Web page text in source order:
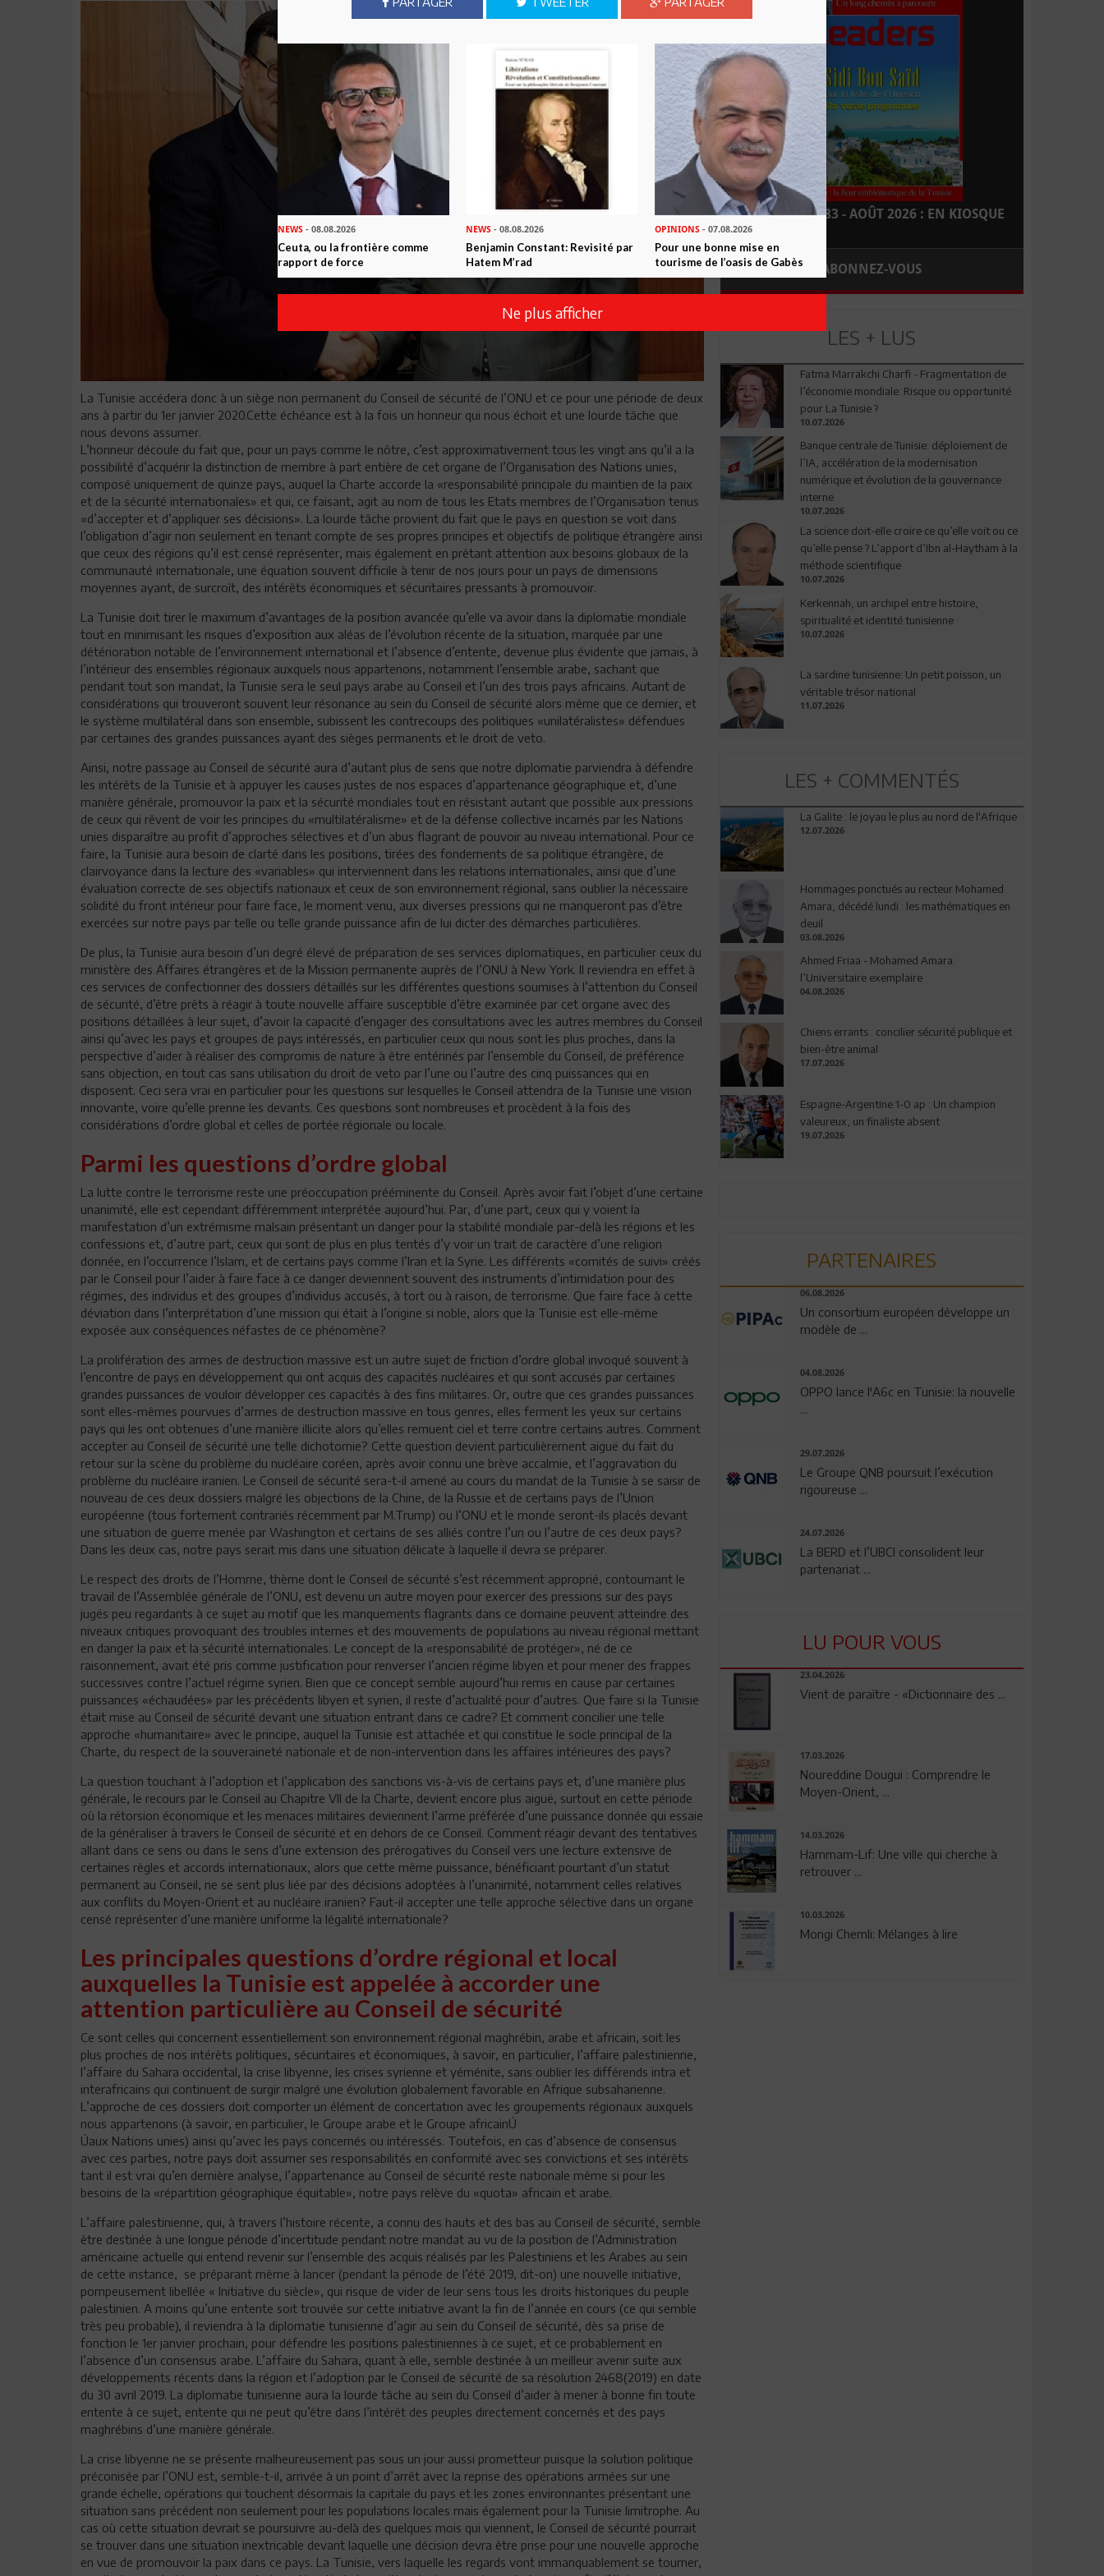
La Tunisie accédera donc à un siège non permanent du Conseil de sécurité de l’ONU et ce pour une période de deux
ans à partir du 1er janvier 2020.Cette échéance est à la fois un honneur qui nous échoit et une lourde tâche que
nous devons assumer.
L’honneur découle du fait que, pour un pays comme le nôtre, c’est approximativement tous les vingt ans qu’il a la
possibilité d’acquérir la distinction de membre à part entière de cet organe de l’Organisation des Nations unies,
composé uniquement de quinze pays, auquel la Charte accorde la «responsabilité principale du maintien de la paix
et de la sécurité internationales» et qui, ce faisant, agit au nom de tous les Etats membres de l’Organisation tenus
«d’accepter et d’appliquer ses décisions». La lourde tâche provient du fait que le pays en question se voit dans
l’obligation d’agir non seulement en tenant compte de ses propres principes et objectifs de politique étrangère ainsi
que ceux des régions qu’il est censé représenter, mais également en prêtant attention aux besoins globaux de la
communauté internationale, une équation souvent difficile à tenir de nos jours pour un pays de dimensions
moyennes ayant, de surcroît, des intérêts économiques et sécuritaires pressants à promouvoir.
La Tunisie doit tirer le maximum d’avantages de la position avancée qu’elle va avoir dans la diplomatie mondiale
tout en minimisant les risques d’exposition aux aléas de l’évolution récente de la situation, marquée par une
détérioration notable de l’environnement international et l’absence d’entente, devenue plus évidente que jamais, à
l’intérieur des ensembles régionaux auxquels nous appartenons, notamment l’ensemble arabe, sachant que
pendant tout son mandat, la Tunisie sera le seul pays arabe au Conseil et l’un des trois pays africains. Autant de
considérations qui trouveront souvent leur résonance au sein du Conseil de sécurité alors même que ce dernier, et
le système multilatéral dans son ensemble, subissent les contrecoups des politiques «unilatéralistes» défendues
par certaines des grandes puissances ayant des sièges permanents et le droit de veto.
Ainsi, notre passage au Conseil de sécurité aura d’autant plus de sens que notre diplomatie parviendra à défendre
les intérêts de la Tunisie et à appuyer les causes justes de nos espaces d’appartenance géographique et, d’une
manière générale, promouvoir la paix et la sécurité mondiales tout en résistant autant que possible aux pressions
de ceux qui rêvent de voir les principes du «multilatéralisme» et de la défense collective incarnés par les Nations
unies disparaître au profit d’approches sélectives et d’un abus flagrant de pouvoir au niveau international. Pour ce
faire, la Tunisie aura besoin de clarté dans les positions, tirées des fondements de sa politique étrangère, de
clairvoyance dans la lecture des «variables» qui interviennent dans les relations internationales, ainsi que d’une
évaluation correcte de ses objectifs nationaux et ceux de son environnement régional, sans oublier la nécessaire
solidité du front intérieur pour faire face, le moment venu, aux diverses pressions qui ne manqueront pas d’être
exercées sur notre pays par telle ou telle grande puissance afin de lui dicter des démarches particulières.
De plus, la Tunisie aura besoin d’un degré élevé de préparation de ses services diplomatiques, en particulier ceux du
ministère des Affaires étrangères et de la Mission permanente auprès de l’ONU à New York. Il reviendra en effet à
ces services de confectionner des dossiers détaillés sur les différentes questions soumises à l’attention du Conseil
de sécurité, d’être prêts à réagir à toute nouvelle affaire susceptible d’être examinée par cet organe avec des
positions détaillées à leur sujet, d’avoir la capacité d’engager des consultations avec les autres membres du Conseil
ainsi qu’avec les pays et groupes de pays intéressés, en particulier ceux qui nous sont les plus proches, dans la
perspective d’aider à réaliser des compromis de nature à être entérinés par l’ensemble du Conseil, de préférence
sans objection, en tout cas sans utilisation du droit de veto par l’une ou l’autre des cinq puissances qui en
disposent. Ceci sera vrai en particulier pour les questions sur lesquelles le Conseil attendra de la Tunisie une vision
innovante, voire qu’elle prenne les devants. Ces questions sont nombreuses et procèdent à la fois des
considérations d’ordre global et celles de portée régionale ou locale.
Parmi les questions d’ordre global
La lutte contre le terrorisme reste une préoccupation prééminente du Conseil. Après avoir fait l’objet d’une certaine
unanimité, elle est cependant différemment interprétée aujourd’hui. Par, d’une part, ceux qui y voient la
manifestation d’un extrémisme malsain présentant un danger pour la stabilité mondiale par-delà les régions et les
confessions et, d’autre part, ceux qui sont de plus en plus tentés d’y voir un trait de caractère d’une religion
donnée, en l’occurrence l’Islam, et de certains pays comme l’Iran et la Syrie. Les différents «comités de suivi» créés
par le Conseil pour l’aider à faire face à ce danger deviennent souvent des instruments d’intimidation pour des
régimes, des individus et des groupes d’individus accusés, à tort ou à raison, de terrorisme. Que faire face à cette
déviation dans l’interprétation d’une mission qui était à l’origine si noble, alors que la Tunisie est elle-même
exposée aux conséquences néfastes de ce phénomène?
La prolifération des armes de destruction massive est un autre sujet de friction d’ordre global invoqué souvent à
l’encontre de pays en développement qui ont acquis des capacités nucléaires et qui sont accusés par certaines
grandes puissances de vouloir développer ces capacités à des fins militaires. Or, outre que ces grandes puissances
sont elles-mêmes pourvues d’armes de destruction massive en tous genres, elles ferment les yeux sur certains
pays qui les ont obtenues d’une manière illicite alors qu’elles remuent ciel et terre contre certains autres. Comment
accepter au Conseil de sécurité une telle dichotomie? Cette question devient particulièrement aiguë du fait du
retour sur la scène du problème du nucléaire coréen, après avoir connu une brève accalmie, et l’aggravation du
problème du nucléaire iranien. Le Conseil de sécurité sera-t-il amené au cours du mandat de la Tunisie à se saisir de
nouveau de ces deux dossiers malgré les objections de la Chine, de la Russie et de certains pays de l’Union
européenne (tous fortement contrariés récemment par M.Trump) ou l’ONU et le monde seront-ils placés devant
une situation de guerre menée par Washington et certains de ses alliés contre l’un ou l’autre de ces deux pays?
Dans les deux cas, notre pays serait mis dans une situation délicate à laquelle il devra se préparer.
Le respect des droits de l’Homme, thème dont le Conseil de sécurité s’est récemment approprié, contournant le
travail de l’Assemblée générale de l’ONU, est devenu un autre moyen pour exercer des pressions sur des pays
jugés peu regardants à ce sujet au motif que les manquements flagrants dans ce domaine peuvent atteindre des
niveaux critiques provoquant des troubles internes et des mouvements de populations au niveau régional mettant
en danger la paix et la sécurité internationales. Le concept de la «responsabilité de protéger», né de ce
raisonnement, avait été pris comme justification pour renverser l’ancien régime libyen et pour mener des frappes
successives contre l’actuel régime syrien. Bien que ce concept semble aujourd’hui remis en cause par certaines
puissances «échaudées» par les précédents libyen et syrien, il reste d’actualité pour d’autres. Que faire si la Tunisie
était mise au Conseil de sécurité devant une situation entrant dans ce cadre? Et comment concilier une telle
approche «humanitaire» avec le principe, auquel la Tunisie est attachée et qui constitue le socle principal de la
Charte, du respect de la souveraineté nationale et de non-intervention dans les affaires intérieures des pays?
La question touchant à l’adoption et l’application des sanctions vis-à-vis de certains pays et, d’une manière plus
générale, le recours par le Conseil au Chapitre VII de la Charte, devient encore plus aiguë, surtout en cette période
où la rétorsion économique et les menaces militaires deviennent l’arme préférée d’une puissance donnée qui essaie
de la généraliser à travers le Conseil de sécurité et en dehors de ce Conseil. Comment réagir devant des tentatives
allant dans ce sens ou dans le sens d’une extension des prérogatives du Conseil vers une lecture extensive de
certaines règles et accords internationaux, alors que cette même puissance, bénéficiant pourtant d’un statut
permanent au Conseil, ne se sent plus liée par des décisions adoptées à l’unanimité, notamment celles relatives
aux conflits du Moyen-Orient et au nucléaire iranien? Faut-il accepter une telle approche sélective dans un organe
censé représenter d’une manière uniforme la légalité internationale?
Les principales questions d’ordre régional et local
auxquelles la Tunisie est appelée à accorder une
attention particulière au Conseil de sécurité
Ce sont celles qui concernent essentiellement son environnement régional maghrébin, arabe et africain, soit les
plus proches de nos intérêts politiques, sécuritaires et économiques, à savoir, en particulier, l’affaire palestinienne,
l’affaire du Sahara occidental, la crise libyenne, les crises syrienne et yéménite, sans oublier les différends intra et
interafricains qui continuent de surgir malgré une évolution globalement favorable en Afrique subsaharienne.
L’approche de ces dossiers doit comporter un élément de concertation avec les groupements régionaux auxquels
nous appartenons (à savoir, en particulier, le Groupe arabe et le Groupe africainÚ
Úaux Nations unies) ainsi qu’avec les pays concernés ou intéressés. Toutefois, en cas d’absence de consensus
avec ces parties, notre pays doit assumer ses responsabilités en conformité avec ses convictions et ses intérêts
tant il est vrai qu’en dernière analyse, l’appartenance au Conseil de sécurité reste nationale même si pour les
besoins de la «répartition géographique équitable», notre pays relève du «quota» africain et arabe.
L’affaire palestinienne, qui, à travers l’histoire récente, a connu des hauts et des bas au Conseil de sécurité, semble
être destinée à une longue période d’incertitude pendant notre mandat au vu de la position de l’Administration
américaine actuelle qui entend revenir sur l’ensemble des acquis réalisés par les Palestiniens et les Arabes au sein
de cette instance, se préparant même à lancer (pendant la période de l’été 2019, dit-on) une nouvelle initiative,
pompeusement libellée « Initiative du siècle», qui risque de vider de leur sens tous les droits historiques du peuple
palestinien. A moins qu’une entente soit trouvée sur cette initiative avant la fin de l’année en cours (ce qui semble
très peu probable), il reviendra à la diplomatie tunisienne d’agir au sein du Conseil de sécurité, dès sa prise de
fonction le 1er janvier prochain, pour défendre les positions palestiniennes à ce sujet, et ce probablement en
l’absence d’un consensus arabe. L’affaire du Sahara, quant à elle, semble destinée à un meilleur avenir suite aux
développements récents dans la région et l’adoption par le Conseil de sécurité de sa résolution 2468(2019) en date
du 30 avril 2019. La diplomatie tunisienne aura la lourde tâche au sein du Conseil d’aider à mener à bonne fin toute
entente à ce sujet, entente qui ne peut qu’être dans l’intérêt des peuples directement concernés et des pays
maghrébins d’une manière générale.
La crise libyenne ne se présente malheureusement pas sous un jour aussi prometteur puisque la solution politique
préconisée par l’ONU est, semble-t-il, arrivée à un point d’arrêt avec la reprise des opérations armées sur une
grande échelle, opérations qui touchent désormais la capitale du pays et les zones environnantes présentant une
situation sans précédent non seulement pour les populations locales mais également pour la Tunisie limitrophe. Au
cas où cette situation devrait se poursuivre au-delà des quelques mois qui viennent, le Conseil de sécurité pourrait
se trouver dans une situation inextricable devant laquelle une décision devra être prise pour une nouvelle approche
en vue de promouvoir la paix dans ce pays. La Tunisie, vers laquelle les regards vont immanquablement se tourner,
LEADERS N° 183 - AOÛT 2026 : EN KIOSQUE
ABONNEZ-VOUS
LES + LUS
Fatma Marrakchi Charfi - Fragmentation de
l’économie mondiale: Risque ou opportunité
pour La Tunisie ?
10.07.2026
Banque centrale de Tunisie: déploiement de
l’IA, accélération de la modernisation
numérique et évolution de la gouvernance
interne
10.07.2026
La science doit-elle croire ce qu’elle voit ou ce
qu’elle pense ? L’apport d’Ibn al-Haytham à la
méthode scientifique
10.07.2026
Kerkennah, un archipel entre histoire,
spiritualité et identité tunisienne
10.07.2026
La sardine tunisienne: Un petit poisson, un
véritable trésor national
11.07.2026
LES + COMMENTÉS
La Galite : le joyau le plus au nord de l'Afrique
12.07.2026
Hommages ponctués au recteur Mohamed
Amara, décédé lundi : les mathématiques en
deuil
03.08.2026
Ahmed Friaa - Mohamed Amara:
l’Universitaire exemplaire
04.08.2026
Chiens errants : concilier sécurité publique et
bien-être animal
17.07.2026
Espagne-Argentine 1-0 ap : Un champion
valeureux, un finaliste absent
19.07.2026
PARTENAIRES
06.08.2026
Un consortium européen développe un
modèle de ...
04.08.2026
OPPO lance l'A6c en Tunisie: la nouvelle
...
29.07.2026
Le Groupe QNB poursuit l’exécution
rigoureuse ...
24.07.2026
La BERD et l’UBCI consolident leur
partenariat ...
LU POUR VOUS
23.04.2026
Vient de paraître - «Dictionnaire des ...
17.03.2026
Noureddine Dougui : Comprendre le
Moyen-Orient, ...
14.03.2026
Hammam-Lif: Une ville qui cherche à
retrouver ...
10.03.2026
Mongi Chemli: Mélanges à lire
NEWS - 08.08.2026
Ceuta, ou la frontière comme
rapport de force
NEWS - 08.08.2026
Benjamin Constant: Revisité par
Hatem M’rad
OPINIONS- 07.08.2026
Pour une bonne mise en
tourisme de l’oasis de Gabès
Ne plus afficher